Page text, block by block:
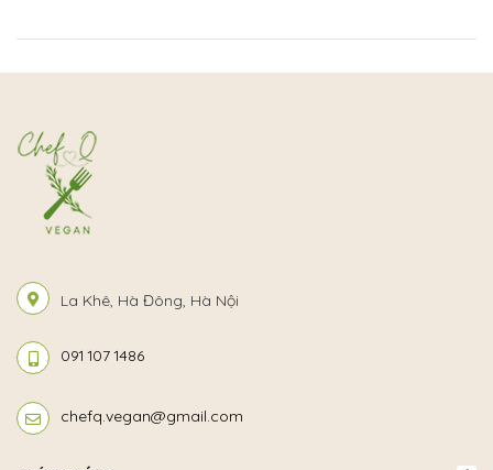
La Khê, Hà Đông, Hà Nội
091 107 1486
chefq.vegan@gmail.com